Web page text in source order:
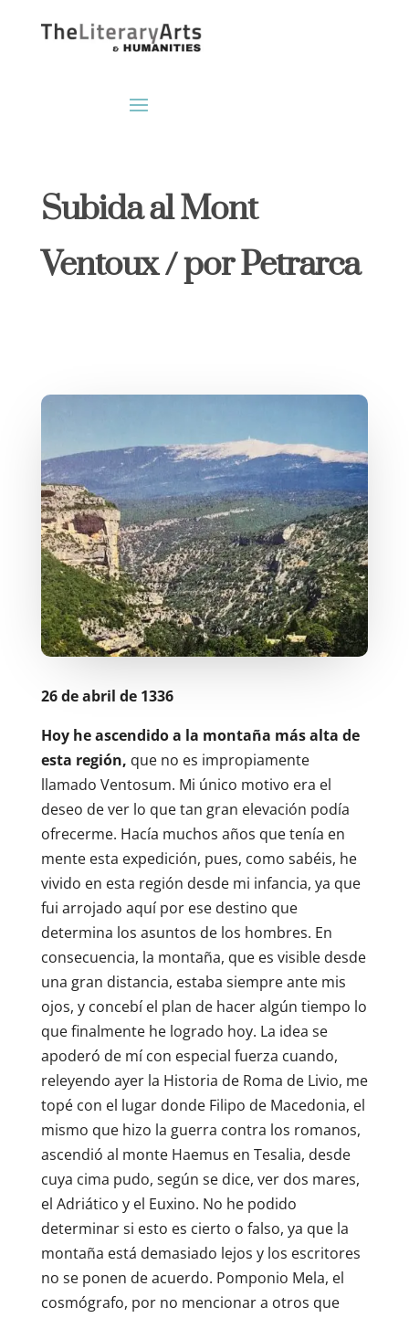
Subida al Mont
Ventoux / por Petrarca
26 de abril de 1336
Hoy he ascendido a la montaña más alta de
esta región, que no es impropiamente
llamado Ventosum. Mi único motivo era el
deseo de ver lo que tan gran elevación podía
ofrecerme. Hacía muchos años que tenía en
mente esta expedición, pues, como sabéis, he
vivido en esta región desde mi infancia, ya que
fui arrojado aquí por ese destino que
determina los asuntos de los hombres. En
consecuencia, la montaña, que es visible desde
una gran distancia, estaba siempre ante mis
ojos, y concebí el plan de hacer algún tiempo lo
que finalmente he logrado hoy. La idea se
apoderó de mí con especial fuerza cuando,
releyendo ayer la Historia de Roma de Livio, me
topé con el lugar donde Filipo de Macedonia, el
mismo que hizo la guerra contra los romanos,
ascendió al monte Haemus en Tesalia, desde
cuya cima pudo, según se dice, ver dos mares,
el Adriático y el Euxino. No he podido
determinar si esto es cierto o falso, ya que la
montaña está demasiado lejos y los escritores
no se ponen de acuerdo. Pomponio Mela, el
cosmógrafo, por no mencionar a otros que